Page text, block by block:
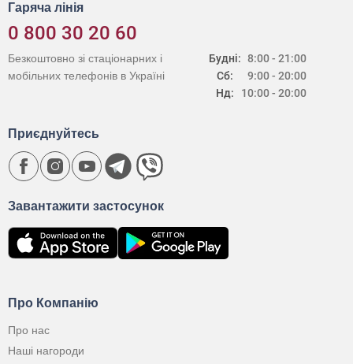
Гаряча лінія
0 800 30 20 60
Будні:
Сб:
Нд:
8:00 - 21:00
9:00 - 20:00
10:00 - 20:00
Безкоштовно зі стаціонарних і
мобільних телефонів в Україні
Про Компанію
Про нас
Наші нагороди
Завантажити застосунок
Приєднуйтесь